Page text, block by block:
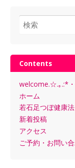
検
索:
Contents
welcome.☆.｡.:*
ホーム
若石足つぼ健康法
新着投稿
アクセス
ご予約・お問い